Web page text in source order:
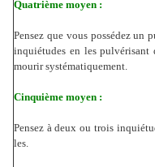
Quatrième moyen :
Pensez que vous possédez un
inquiétudes en les pulvérisant
mourir systématiquement.
Cinquième moyen :
Pensez à deux ou trois
les.